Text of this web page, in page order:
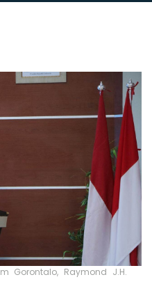
Gorontalo, Raymond J.H.